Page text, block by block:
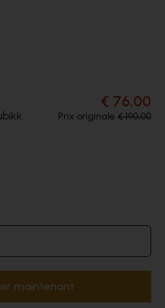
€ 76,00
Prix originale € 190,00
maintenant